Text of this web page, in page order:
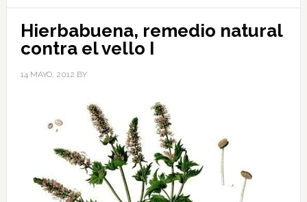
Hierbabuena, remedio natural
contra el vello I
14 MAYO, 2012 BY